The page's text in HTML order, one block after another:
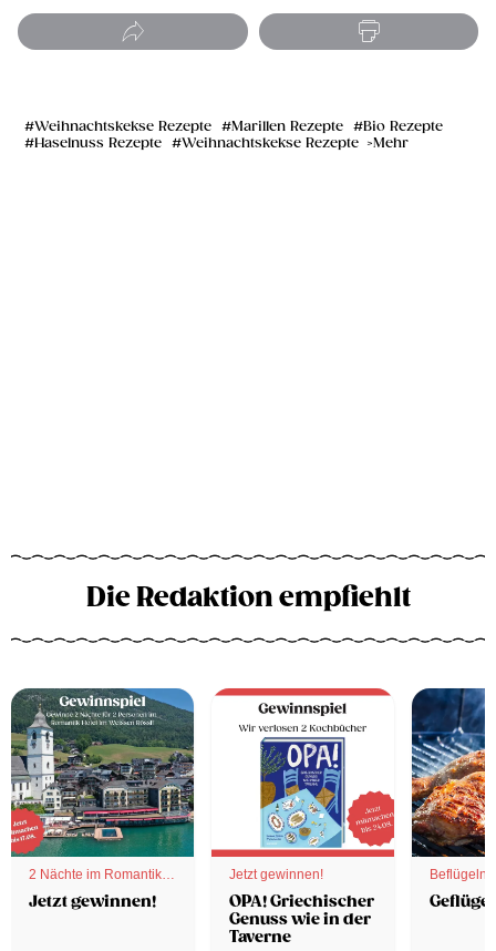
Weihnachtskekse Rezepte Marillen Rezepte
Bio Rezepte
Haselnuss Rezepte
Weihnachtskekse Rezepte Mehr
Die Redaktion empfiehlt
2 Nächte im Romantik
Hotel
Jetzt gewinnen!
Jetzt gewinnen!
OPA! Griechischer
Genuss wie in der
Taverne